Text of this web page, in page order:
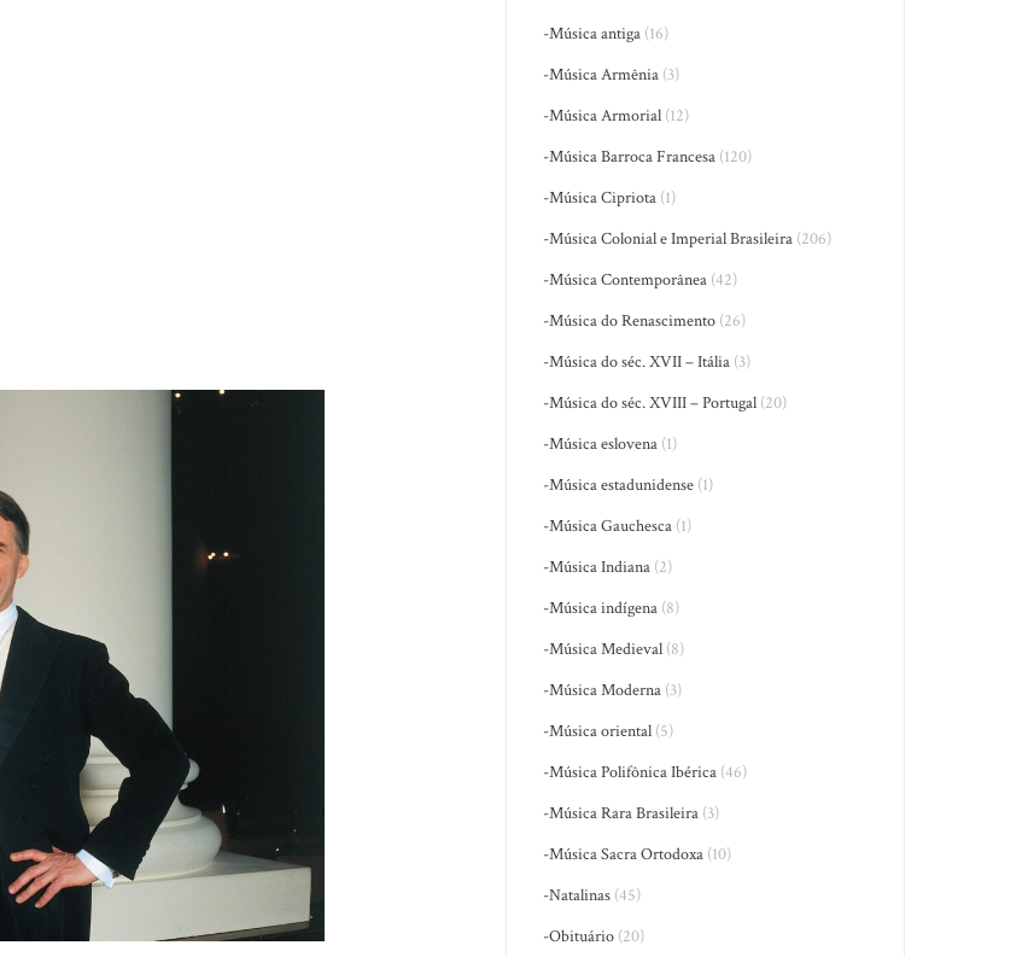
-Música antiga (16)
-Música Armênia (3)
-Música Armorial (12)
-Música Barroca Francesa (120)
-Música Cipriota (1)
-Música Colonial e Imperial Brasileira (206)
-Música Contemporânea (42)
-Música do Renascimento (26)
-Música do séc. XVII – Itália (3)
-Música do séc. XVIII – Portugal (20)
-Música eslovena (1)
-Música estadunidense (1)
-Música Gauchesca (1)
-Música Indiana (2)
-Música indígena (8)
-Música Medieval (8)
-Música Moderna (3)
-Música oriental (5)
-Música Polifônica Ibérica (46)
-Música Rara Brasileira (3)
-Música Sacra Ortodoxa (10)
-Natalinas (45)
-Obituário (20)